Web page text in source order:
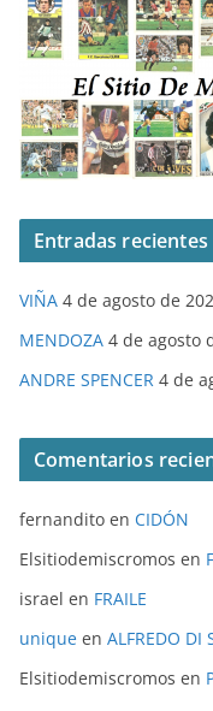
Entradas recientes
VIÑA 4 de agosto de
MENDOZA 4 de agosto
ANDRE SPENCER 4 de
Comentarios
fernandito en CIDÓN
Elsitiodemiscromos en
israel en FRAILE
unique en ALFREDO DI
Elsitiodemiscromos en